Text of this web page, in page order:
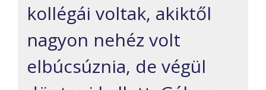
kollégái voltak, akiktől
nagyon nehéz volt
elbúcsúznia, de végül